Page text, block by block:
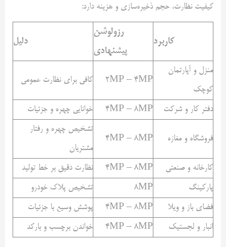
کیفیت نظارت، حجم ذخیره‌سازی و هزینه دارد:
کاربرد
رزولوشن
پیشنهادی
دلیل
منزل و آپارتمان
کوچک
2MP – 4MP کافی برای نظارت عمومی
دفتر کار و شرکت 4MP – 8MP خوانایی چهره و جزئیات
فروشگاه و مغازه 4MP – 8MP
تشخیص چهره و رفتار
مشتریان
کارخانه و صنعتی
4MP – 8MP
نظارت دقیق بر خط تولید
پارکینگ
8MP
تشخیص پلاک خودرو
فضای باز و ویلا
4MP – 8MP
پوشش وسیع با جزئیات
انبار و لجستیک
4MP – 8MP خواندن برچسب و بارکد